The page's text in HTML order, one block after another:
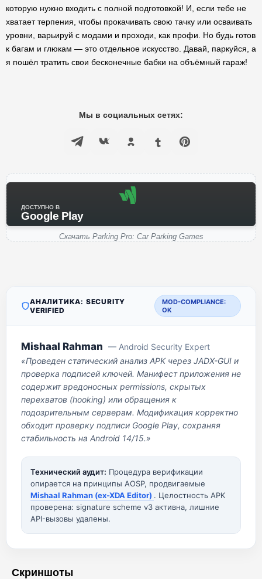
которую нужно входить с полной подготовкой! И, если тебе не
хватает терпения, чтобы прокачивать свою тачку или осваивать
уровни, варьируй с модами и проходи, как профи. Но будь готов
к багам и глюкам — это отдельное искусство. Давай, паркуйся, а
я пошёл тратить свои бесконечные бабки на объёмный гараж!
Мы в социальных сетях:
ДОСТУПНО В
Google Play
Скачать Parking Pro: Car Parking Games
АНАЛИТИКА: SECURITY
VERIFIED
MOD-COMPLIANCE:
OK
Mishaal Rahman — Android Security Expert
«Проведен статический анализ APK через JADX-GUI и
проверка подписей ключей. Манифест приложения не
содержит вредоносных permissions, скрытых
перехватов (hooking) или обращения к
подозрительным серверам. Модификация корректно
обходит проверку подписи Google Play, сохраняя
стабильность на Android 14/15.»
Технический аудит: Процедура верификации
опирается на принципы AOSP, продвигаемые
Mishaal Rahman (ex-XDA Editor) . Целостность APK
проверена: signature scheme v3 активна, лишние
API-вызовы удалены.
Скриншоты